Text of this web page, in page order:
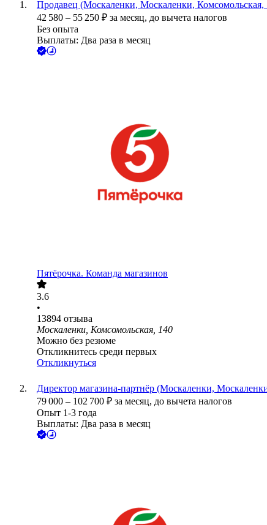
Продавец (Москаленки, Москаленки, Комсомольская,
42 580 – 55 250 ₽ за месяц, до вычета налогов
Без опыта
Выплаты: Два раза в месяц
Пятёрочка. Команда магазинов
3.6
•
13894 отзыва
Москаленки, Комсомольская, 140
Можно без резюме
Откликнитесь среди первых
Откликнуться
Директор магазина-партнёр (Москаленки,
79 000 – 102 700 ₽ за месяц, до вычета налогов
Опыт 1-3 года
Выплаты: Два раза в месяц